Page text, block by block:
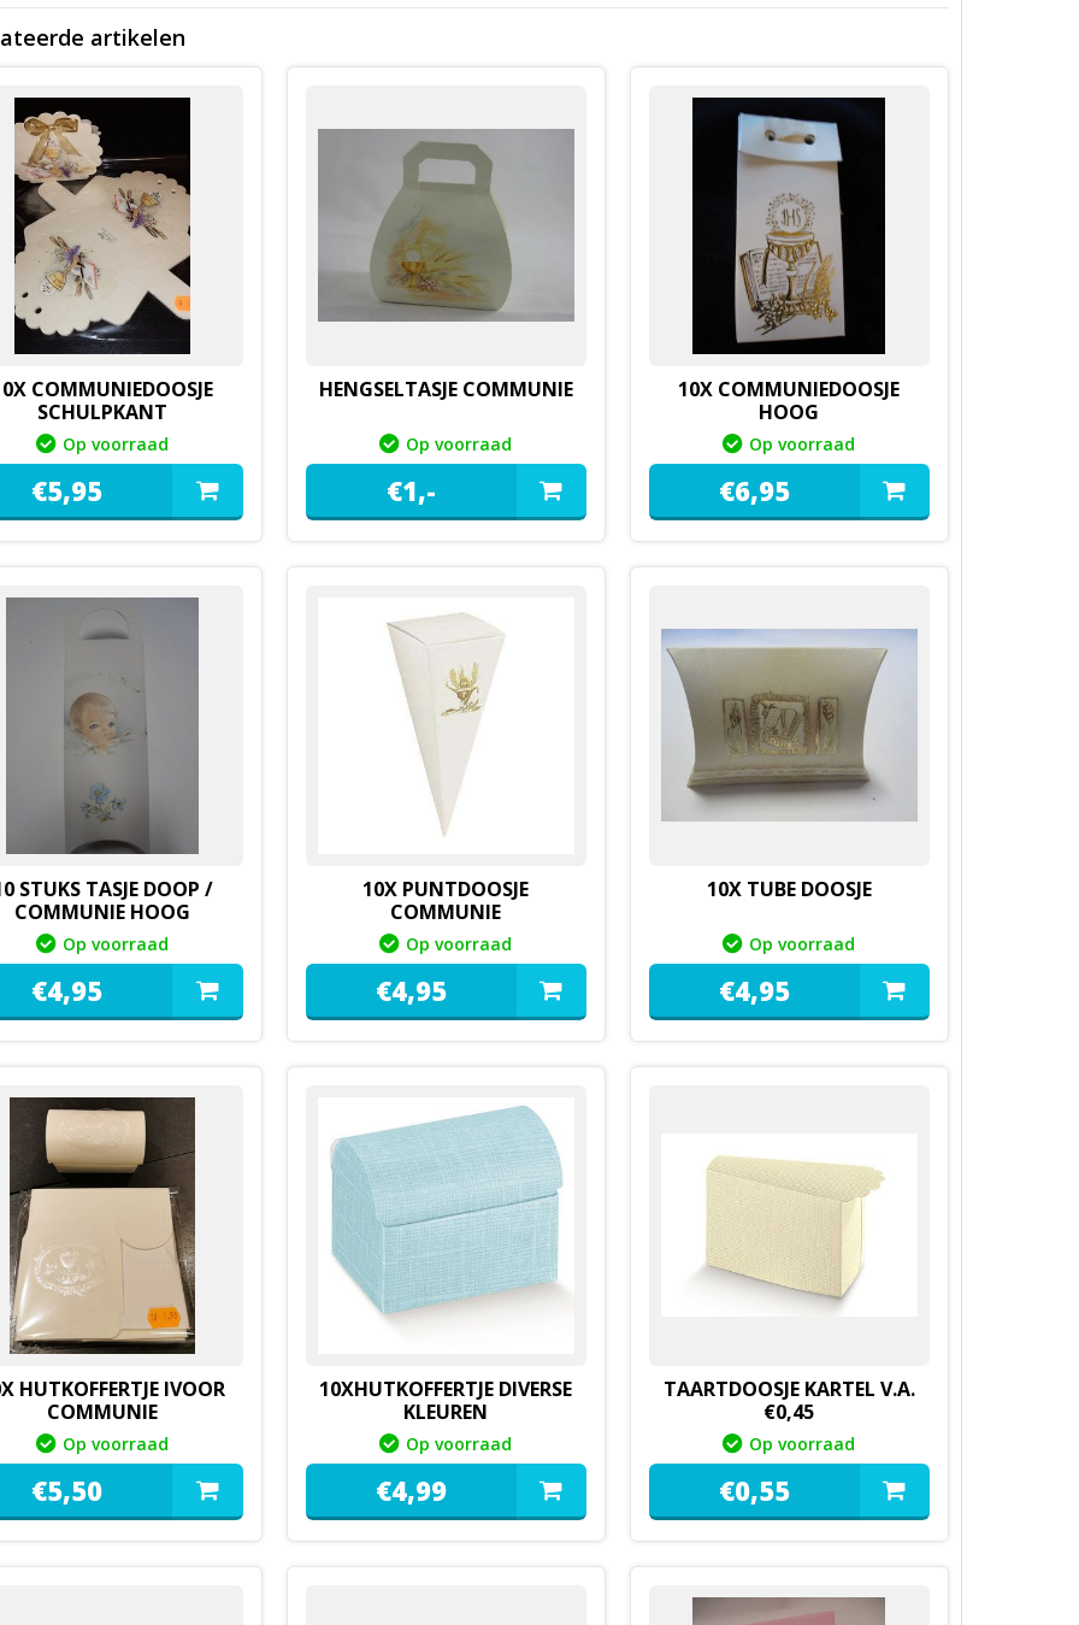
artikelen
COMMUNIEDOOSJE
SCHULPKANT
Op voorraad
€5,95
HENGSELTASJE COMMUNIE
Op voorraad
€1,-
10X COMMUNIEDOOSJE
HOOG
Op voorraad
€6,95
STUKS TASJE DOOP /
COMMUNIE HOOG
Op voorraad
€4,95
10X PUNTDOOSJE
COMMUNIE
Op voorraad
€4,95
10X TUBE DOOSJE
Op voorraad
€4,95
HUTKOFFERTJE IVOOR
COMMUNIE
Op voorraad
€5,50
10XHUTKOFFERTJE DIVERSE
KLEUREN
Op voorraad
€4,99
TAARTDOOSJE KARTEL V.A.
€0,45
Op voorraad
€0,55